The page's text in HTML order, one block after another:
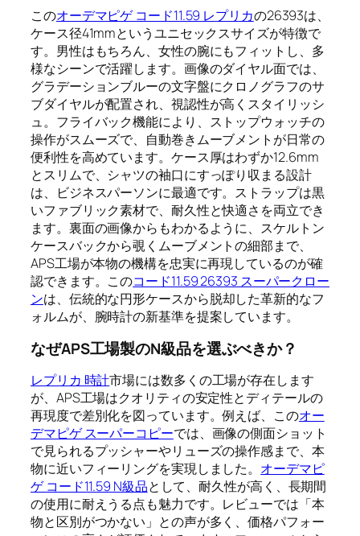
このオーデマピゲ コード11.59 レプリカの26393は、
ケース径41mmというユニセックスサイズが特徴で
す。男性はもちろん、女性の腕にもフィットし、多
様なシーンで活躍します。画像のダイヤル面では、
グラデーションブルーの文字盤にクロノグラフのサ
ブダイヤルが配置され、視認性が高くスタイリッシ
ュ。フライバック機能により、ストップウォッチの
操作がスムーズで、自動巻きムーブメントが日常の
便利性を高めています。ケース厚はわずか12.6mm
とスリムで、シャツの袖口にすっぽり収まる設計
は、ビジネスパーソンに最適です。ストラップは黒
いファブリック素材で、耐久性と快適さを両立でき
ます。裏面の画像からもわかるように、スケルトン
ケースバックから覗くムーブメントの細部まで、
APS工場が本物の機構を忠実に再現しているのが確
認できます。このコード11.59 26393 スーパークロー
ンは、伝統的な円形ケースから脱却した革新的なフ
ォルムが、腕時計の新基準を提案しています。
なぜAPS工場製のN級品を選ぶべきか？
レプリカ 時計市場には数多くの工場が存在します
が、APS工場はクオリティの安定性とディテールの
再現度で差別化を図っています。例えば、このオー
デマピゲ スーパーコピーでは、画像の側面ショット
で見られるプッシャーやリューズの操作感まで、本
物に近いフィーリングを実現しました。 オーデマピ
ゲ コード11.59 N級品として、耐久性が高く、長期間
の使用に耐えうる点も魅力です。レビューでは「本
物と区別がつかない」との声が多く、価格パフォー